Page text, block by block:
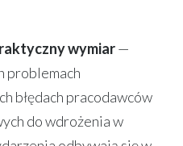
wymiar—
problemach
błędach pracodawców
do wdrożenia w